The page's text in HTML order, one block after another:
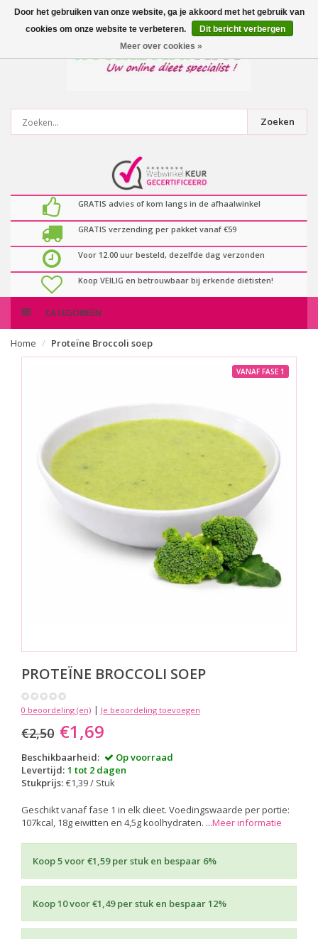
0artikelen
Zoeken
GRATIS advies of kom langs in de afhaalwinkel
GRATIS verzending per pakket vanaf €59
Voor 12.00 uur besteld, dezelfde dag verzonden
Koop VEILIG en betrouwbaar bij erkende diëtisten!
CATEGORIEËN
Home Proteïne Broccoli soep
VANAF FASE 1
PROTEÏNE BROCCOLI SOEP
0 beoordeling (en) | Je beoordeling toevoegen
€2,50 €1,69
Beschikbaarheid:
Op voorraad
Levertijd: 1 tot 2 dagen
Stukprijs: €1,39 / Stuk
Geschikt vanaf fase 1 in elk dieet. Voedingswaarde per portie:
107kcal, 18g eiwitten en 4,5g koolhydraten. ...Meer informatie
Koop 5 voor €1,59 per stuk en bespaar 6%
Koop 10 voor €1,49 per stuk en bespaar 12%
Door het gebruiken van onze website, ga je akkoord met het gebruik van
cookies om onze website te verbeteren.
Dit bericht verbergen
Meer over cookies »